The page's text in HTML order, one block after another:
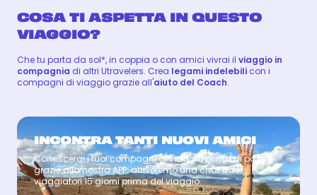
COSA TI ASPETTA IN QUESTO
VIAGGIO?
Che tu parta da sol*, in coppia o con amici vivrai il viaggio in
compagnia di altri Utravelers. Crea legami indelebili con i
compagni di viaggio grazie all'aiuto del Coach.
INCONTRA TANTI NUOVI AMICI
Conoscerai i tuoi compagni di viaggio prima di partire
grazie alla nostra APP: attiveremo una chat tra i
viaggiatori 15 giorni prima del viaggio.
Coach
HENRY & TIMOTHY